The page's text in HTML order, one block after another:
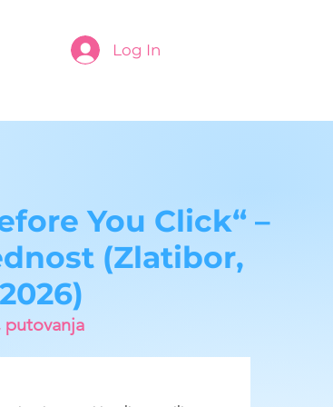
Log In
You Click“ –
(Zlatibor,
putovanja